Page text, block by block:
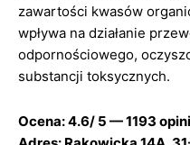
zawartości kwasów
wpływa na działanie
odpornościowego,
substancji toksycznych.
Ocena: 4.6/ 5 — 1193